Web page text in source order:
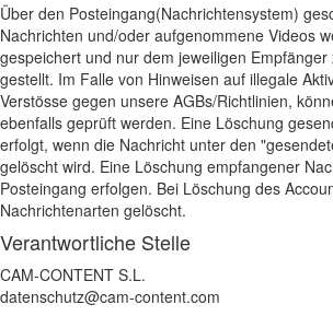
Über den Posteingang(Nachrichtensystem)
Nachrichten und/oder aufgenommene Videos
gespeichert und nur dem jeweiligen Empfänger
gestellt. Im Falle von Hinweisen auf illegale
Verstösse gegen unsere AGBs/Richtlinien,
ebenfalls geprüft werden. Eine Löschung
erfolgt, wenn die Nachricht unter den
gelöscht wird. Eine Löschung empfangener
Posteingang erfolgen. Bei Löschung des
Nachrichtenarten gelöscht.
Verantwortliche Stelle
CAM-CONTENT S.L.
datenschutz@cam-content.com